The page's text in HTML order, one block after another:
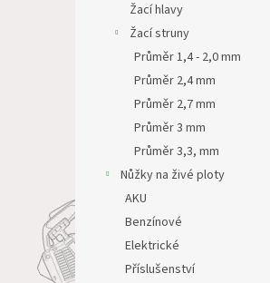
Žací hlavy
Žací struny
Průměr 1,4 - 2,0 mm
Průměr 2,4 mm
Průměr 2,7 mm
Průměr 3 mm
Průměr 3,3, mm
Nůžky na živé ploty
AKU
Benzínové
Elektrické
Příslušenství